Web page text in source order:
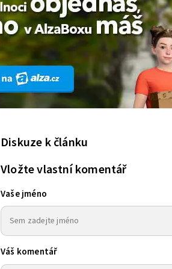
Diskuze k článku
Vložte vlastní komentář
Vaše jméno
Váš komentář